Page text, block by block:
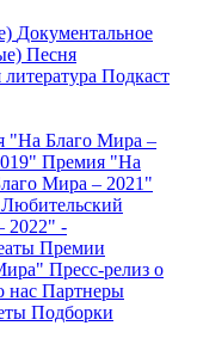
Документальное
Песня
Подкаст
"На Благо Мира –
Премия "На
Мира – 2021"
2022" -
Премии
Пресс-релиз о
Партнеры
Подборки